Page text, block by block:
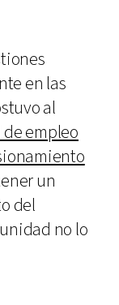
en las
al
empleo
un
del
no lo